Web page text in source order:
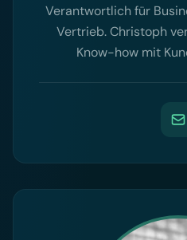
Verantwortlich für
Vertrieb. Christoph
Know-how mit